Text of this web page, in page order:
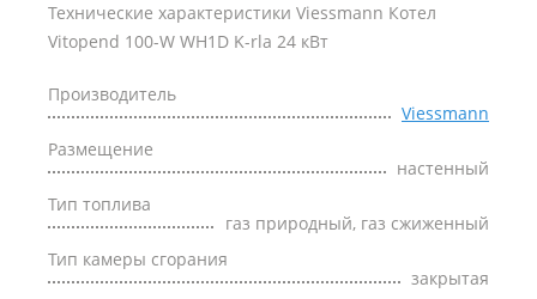
Технические характеристики Viessmann Котел
Vitopend 100-W WH1D K-rla 24 кВт
Производитель
Viessmann
Размещение
настенный
Тип топлива
газ природный, газ сжиженный
Тип камеры сгорания
закрытая